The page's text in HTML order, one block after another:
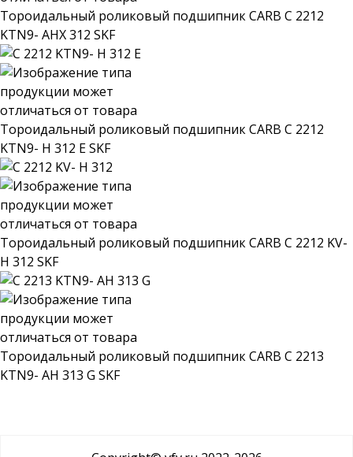
Тороидальный роликовый подшипник CARB C 2212
KTN9- AHX 312 SKF
Тороидальный роликовый подшипник CARB C 2212
KTN9- H 312 E SKF
Тороидальный роликовый подшипник CARB C 2212 KV-
H 312 SKF
Тороидальный роликовый подшипник CARB C 2213
KTN9- AH 313 G SKF